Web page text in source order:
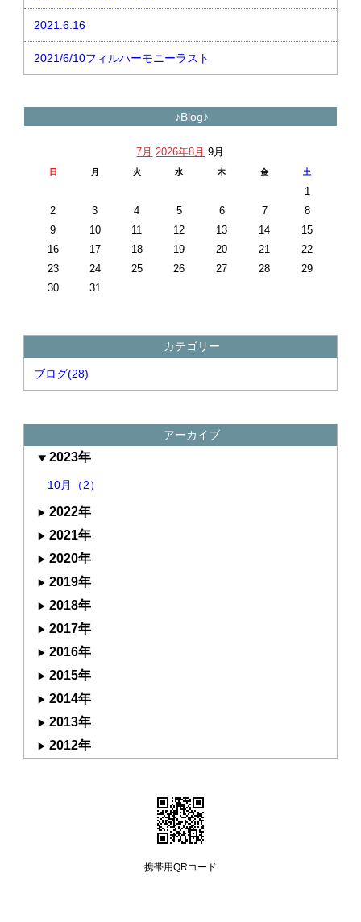
2021.6.16
2021/6/10フィルハーモニーラスト
♪Blog♪
7月 2026年8月 9月
日 月 火 水 木 金 土
1
2
3 4 5 6 7
8
9
10 11 12 13 14
15
16
17 18 19 20 21
22
23
24 25 26 27 28
29
30
31
カテゴリー
ブログ(28)
アーカイブ
2023年
10月（2）
2022年
2021年
2020年
2019年
2018年
2017年
2016年
2015年
2014年
2013年
2012年
携帯用QRコード